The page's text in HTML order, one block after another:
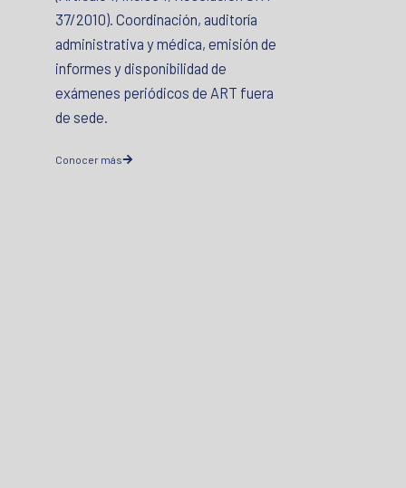
37/2010). Coordinación, auditoría
administrativa y médica, emisión de
informes y disponibilidad de
exámenes periódicos de ART fuera
de sede.
Conocer más